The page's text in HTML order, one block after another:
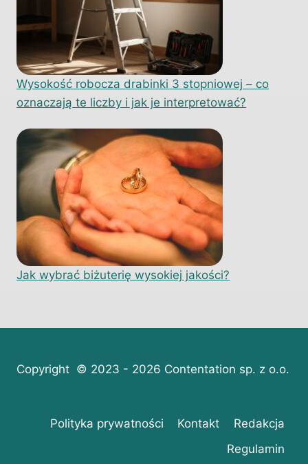
Wysokość robocza drabinki 3 stopniowej – co
oznaczają te liczby i jak je interpretować?
Jak wybrać biżuterię wysokiej jakości?
Copyright © 2023 - 2026 Contentation sp. z o.o.
Polityka prywatności Kontakt
Redakcja
Regulamin